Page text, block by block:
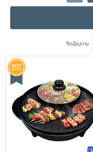
ขนมขบเคี้ยว และช็อคโกแลต
อาหารสด ผัก ผลไม้และเบเกอรี่
จัดเรียงตาม